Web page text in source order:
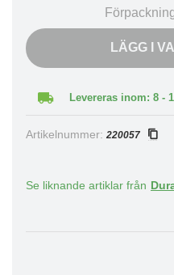
LÄGG I
Levereras inom: 8 -
Artikelnummer: 220057
Se liknande artiklar från